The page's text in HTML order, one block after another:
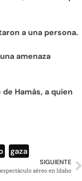
a una persona.
amenaza
Hamás, a quien
gaza
SIGUIENTE
aéreo en Idaho